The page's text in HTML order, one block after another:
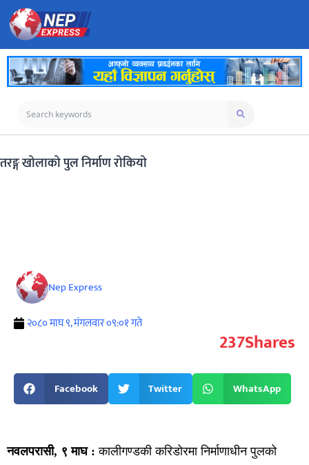
तरङ्ग खोलाको पुल निर्माण रोकियो
Nep Express
२०८० माघ ९, मंगलवार ०९:०१ गते
Shares
237
Facebook Twitter WhatsApp
नवलपरासी, ९ माघ : कालीगण्डकी करिडोरमा निर्माणाधीन पुलको